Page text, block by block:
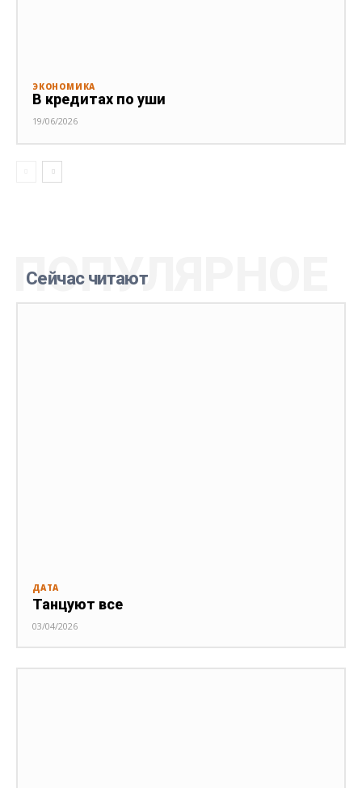
ЭКОНОМИКА
В кредитах по уши
19/06/2026
Сейчас читают
ПОПУЛЯРНОЕ
ДАТА
Танцуют все
03/04/2026